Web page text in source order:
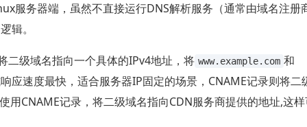
服务器端，虽然不直接运行DNS解析服务（通常由域名注册
辑。
二级域名指向一个具体的IPv4地址，将 www.example.com 和
应速度最快，适合服务器IP固定的场景，CNAME记录则将二
CNAME记录，将二级域名指向CDN服务商提供的地址,这